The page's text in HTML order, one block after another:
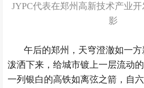
JYPC代表在郑州高新技术产业
影
午后的郑州，天穹澄澈如一
泼洒下来，给城市镀上一层流动
一列银白的高铁如离弦之箭，自